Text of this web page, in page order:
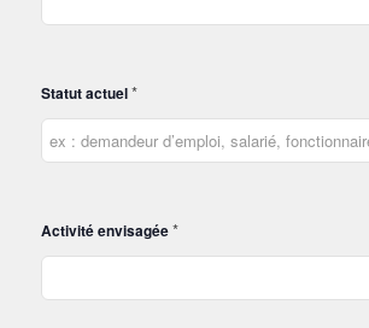
Statut actuel*
Activité envisagée*